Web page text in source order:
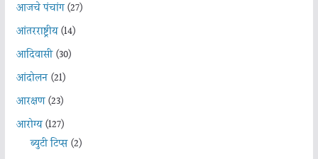
आजचे पंचांग(27)
आंतरराष्ट्रीय(14)
आदिवासी(30)
आंदोलन(21)
आरक्षण(23)
आरोग्य(127)
ब्युटी टिप्स(2)